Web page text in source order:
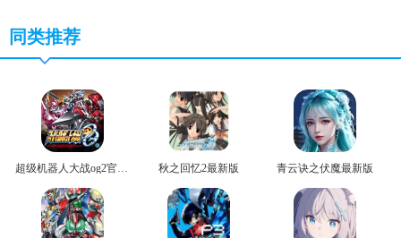
同类推荐
超级机器人大战og2官方版 秋之回忆2最新版 青云诀之伏魔最新版